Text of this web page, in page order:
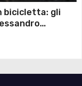
bicicletta: gli